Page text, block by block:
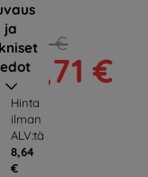
ja
11,90 €
10,71 €
Hinta
ilman
ALV:tä
8,64
€